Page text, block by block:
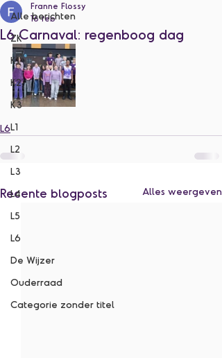
Alle berichten
ZK
K1
K2
K3
L1
L2
L3
L4
L5
L6
De Wijzer
Ouderraad
Categorie zonder titel
L6 Carnaval: regenboog dag
Franne Flossy
16 feb
L6
Recente blogposts Alles weergeven